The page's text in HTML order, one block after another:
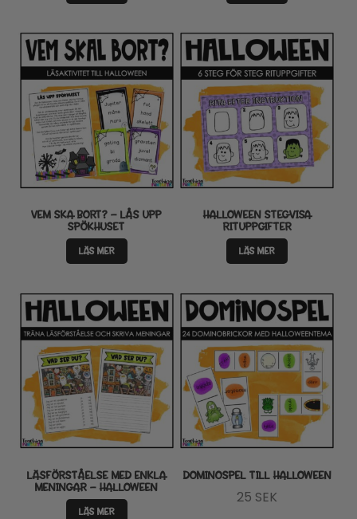
VEM SKA BORT? – LÅS UPP
SPÖKHUSET
LÄS MER
HALLOWEEN STEGVISA
RITUPPGIFTER
LÄS MER
LÄSFÖRSTÅELSE MED ENKLA
MENINGAR – HALLOWEEN
LÄS MER
DOMINOSPEL TILL HALLOWEEN
25 SEK